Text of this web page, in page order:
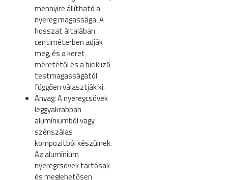
mennyire állítható a
nyereg magassága. A
hosszat általában
centiméterben adják
meg, és a keret
méretétől és a bicikliző
testmagasságától
függően választják ki.
Anyag: A nyeregcsövek
leggyakrabban
alumíniumból vagy
szénszálas
kompozitból készülnek.
Az alumínium
nyeregcsövek tartósak
és meglehetősen